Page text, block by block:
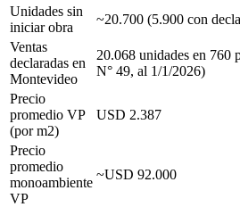
Unidades sin
iniciar obra
~20.700 (5.900 con
Ventas
declaradas en
Montevideo
20.068 unidades en
N° 49, al 1/1/2026)
Precio
promedio VP
(por m2)
USD 2.387
Precio
promedio
monoambiente
VP
~USD 92.000